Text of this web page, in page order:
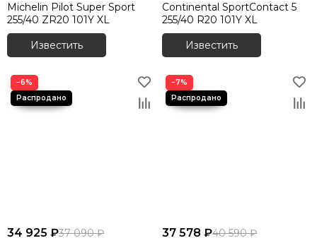
Michelin Pilot Super Sport
255/40 ZR20 101Y XL
Известить
Continental SportContact 5
255/40 R20 101Y XL
Известить
−6%
34 925 ₽37 090 ₽
−7%
37 578 ₽40 590 ₽